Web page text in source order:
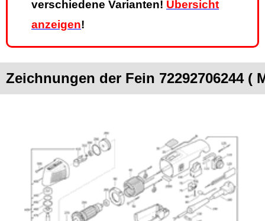
verschiedene Varianten! Übersicht
anzeigen!
Zeichnungen der Fein 72292706244 (